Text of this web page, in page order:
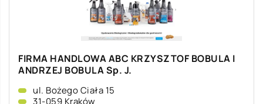
FIRMA HANDLOWA ABC KRZYSZTOF BOBULA I
ANDRZEJ BOBULA Sp. J.
ul. Bożego Ciała 15
31-059 Kraków